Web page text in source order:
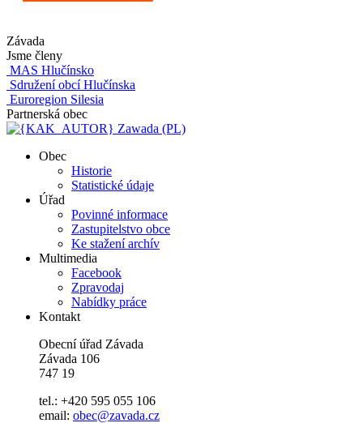
Závada
Jsme členy
MAS Hlučínsko
Sdružení obcí Hlučínska
Euroregion Silesia
Partnerská obec
Zawada (PL)
Obec
Historie
Statistické údaje
Úřad
Povinné informace
Zastupitelstvo obce
Ke stažení archív
Multimedia
Facebook
Zpravodaj
Nabídky práce
Kontakt
Obecní úřad Závada
Závada 106
747 19
tel.: +420 595 055 106
email: obec@zavada.cz